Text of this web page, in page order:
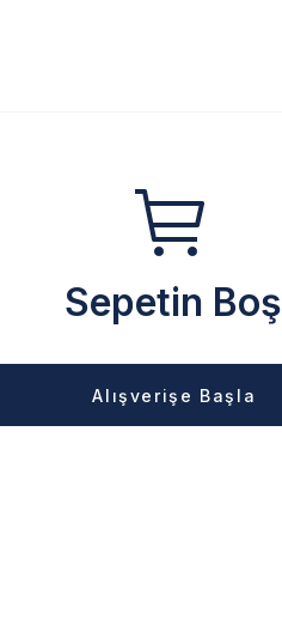
Sepetin Boş
Alışverişe Başla